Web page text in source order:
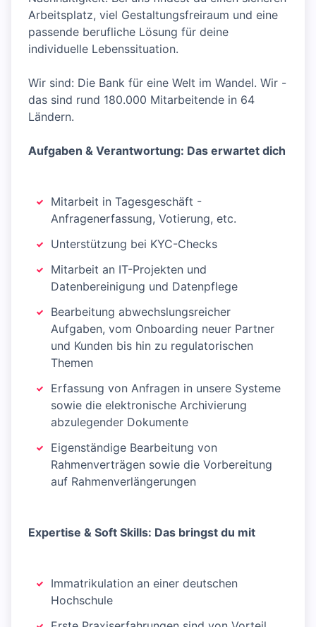
Arbeitsplatz, viel Gestaltungsfreiraum und eine
passende berufliche Lösung für deine
individuelle Lebenssituation.
Wir sind: Die Bank für eine Welt im Wandel. Wir -
das sind rund 180.000 Mitarbeitende in 64
Ländern.
Aufgaben & Verantwortung: Das erwartet dich
Mitarbeit in Tagesgeschäft -
Anfragenerfassung, Votierung, etc.
Unterstützung bei KYC-Checks
Mitarbeit an IT-Projekten und
Datenbereinigung und Datenpflege
Bearbeitung abwechslungsreicher
Aufgaben, vom Onboarding neuer Partner
und Kunden bis hin zu regulatorischen
Themen
Erfassung von Anfragen in unsere Systeme
sowie die elektronische Archivierung
abzulegender Dokumente
Eigenständige Bearbeitung von
Rahmenverträgen sowie die Vorbereitung
auf Rahmenverlängerungen
Expertise & Soft Skills: Das bringst du mit
Immatrikulation an einer deutschen
Hochschule